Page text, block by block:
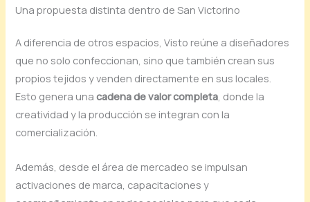
Una propuesta distinta dentro de San Victorino
A diferencia de otros espacios, Visto reúne a diseñadores
que no solo confeccionan, sino que también crean sus
propios tejidos y venden directamente en sus locales.
Esto genera unacadena de valor completa, donde la
creatividad y la producción se integran con la
comercialización.
Además, desde el área de mercadeo se impulsan
activaciones de marca, capacitaciones y